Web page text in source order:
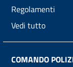
Regolamenti
Vedi tutto
COMANDO